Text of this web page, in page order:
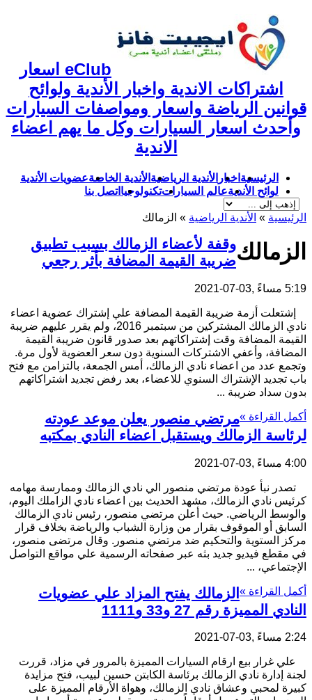
eClub اسعار
اشتراكات الاندية واخبار الأندية ولوائح
قوانين الرياضة واسعار ومواصفات السيارات
وأحدث اسعار السيارات وكل ما يهم اعضاء
الاندية
الرئيسية اخبار الأندية الرياضية الأندية الخاصةعضويات الأندية
لوائح الأنديةعالم السياراتتكنولوجيا اتصل بنا
الرئيسية » الأندية الرياضية » الزمالك
الزمالكوقفة لأعضاء الزمالك بسبب تطبيق
ضريبة القيمة المضافة بأثر رجعي
5:19 مساءً ,03-07-2021
إشتعلت أزمة ضريبة القيمة المضافة علي إشتراك عضوية اعضاء
نادي الزمالك المشتركين من سبتمبر 2016، ولم يقرر عليهم ضريبة
القيمة المضافة وقت إشتراكاتهم بعد صدور قانون ضريبة القيمة
المضافة، وأعفي الاشتركات السنوية دون سعر العضوية لأول مرة.
وتجمع عدد من اعضاء نادي الزمالك، أمس الجمعة، بالتزامن مع فتح
باب تجديد الإشتراك السنوي للاعضاء، بعد رفض تجديد اشتراكاتهم
بدون سداد ضريبة ...
أكمل القراءة »مرتضي منصور يعلن موعد عودته
لرئاسة الزمالك ويستقبل اعضاء النادي بمكتبه
4:00 مساءً ,03-07-2021
تصدر نبأ عودة مرتضي منصور الي نادي الزمالك وممارسة مهامه
كرئيس نادي الزمالك، مشهد الحديث بين اعضاء نادي الزاملك اليوم،
والوسط الرياضي. حيث أعلن مرتضي منصور، رئيس نادي الزمالك
السابق أو الموقوف بقرار من وزارة الشباب والرياضة بخلاف قرار
مركز الستوية والتحكيم ضد مرتضي منصور. وقال مرتضى منصور،
في مقطع فيديو جديد بثه عبر صفحاته الرسمية علي مواقع التواصل
الإجتماعي، ...
أكمل القراءة » الزمالك يفتح المزاد علي عضويات
النادي المميزة رقم 27 و33 و1111
2:24 مساءً ,03-07-2021
علي غرار بيع ارقام السيارات المميزة بالمرور في مزاد، قررت
لجنة إدارة نادي الزمالك برئاسة الكابتن حسين لبيب، فتح مزايدة
كبيرة لمحبي وعشاق نادي الزمالك، وهواة الأرقام المميزة على